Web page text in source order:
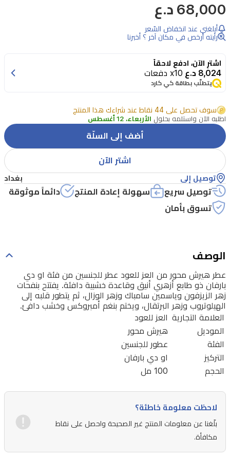
هيرش
محور
من
للعود
عطر
من
فئة
او
دي
بارفان
ذو
طابع
وقاعدة
دافئة.
يفتتح
بنفحات
زهر
الزيزفون
وياسمين
سامباك
وزهر
الوزال،
يتطور
قلبه
68,000 د.ع
أبلغني عند انخفاض السّعر
رأيته أرخص في مكان آخر ؟ أخبرنا
اشترِ الآن، ادفع لاحقاً
8,024 د.ع x10 دفعات
يتطلّب بطاقة كي كارد
سوف تحصل على 44 نقاط عند شراءك هذا المنتج
اطلبه الآن واستلمه بحلول الأربعاء، 12 أغسطس
أضف إلى السلّة
اشتر الآن
توصيل إلى بغداد
توصيل سريع سهولة إعادة المنتج
دائماً موثوقة
تسوق بأمان
الوصف
عطر هيرش محور من العز للعود عطر للجنسين من فئة او دي
بارفان ذو طابع أزهري أنيق وقاعدة خشبية دافئة. يفتتح بنفحات
زهر الزيزفون وياسمين سامباك وزهر الوزال، ثم يتطور قلبه إلى
الهيلوتروب وزهر البرتقال، ويختم بنغم أمبروكس وخشب دافئ.
العلامة التجارية العز للعود
الموديل
هيرش محور
الفئة
عطور للجنسين
التركيز
او دي بارفان
الحجم
100 مل
لاحظت معلومة خاطئة؟
بلّغنا عن معلومات المنتج غير الصحيحة واحصل على نقاط
مكافأة.